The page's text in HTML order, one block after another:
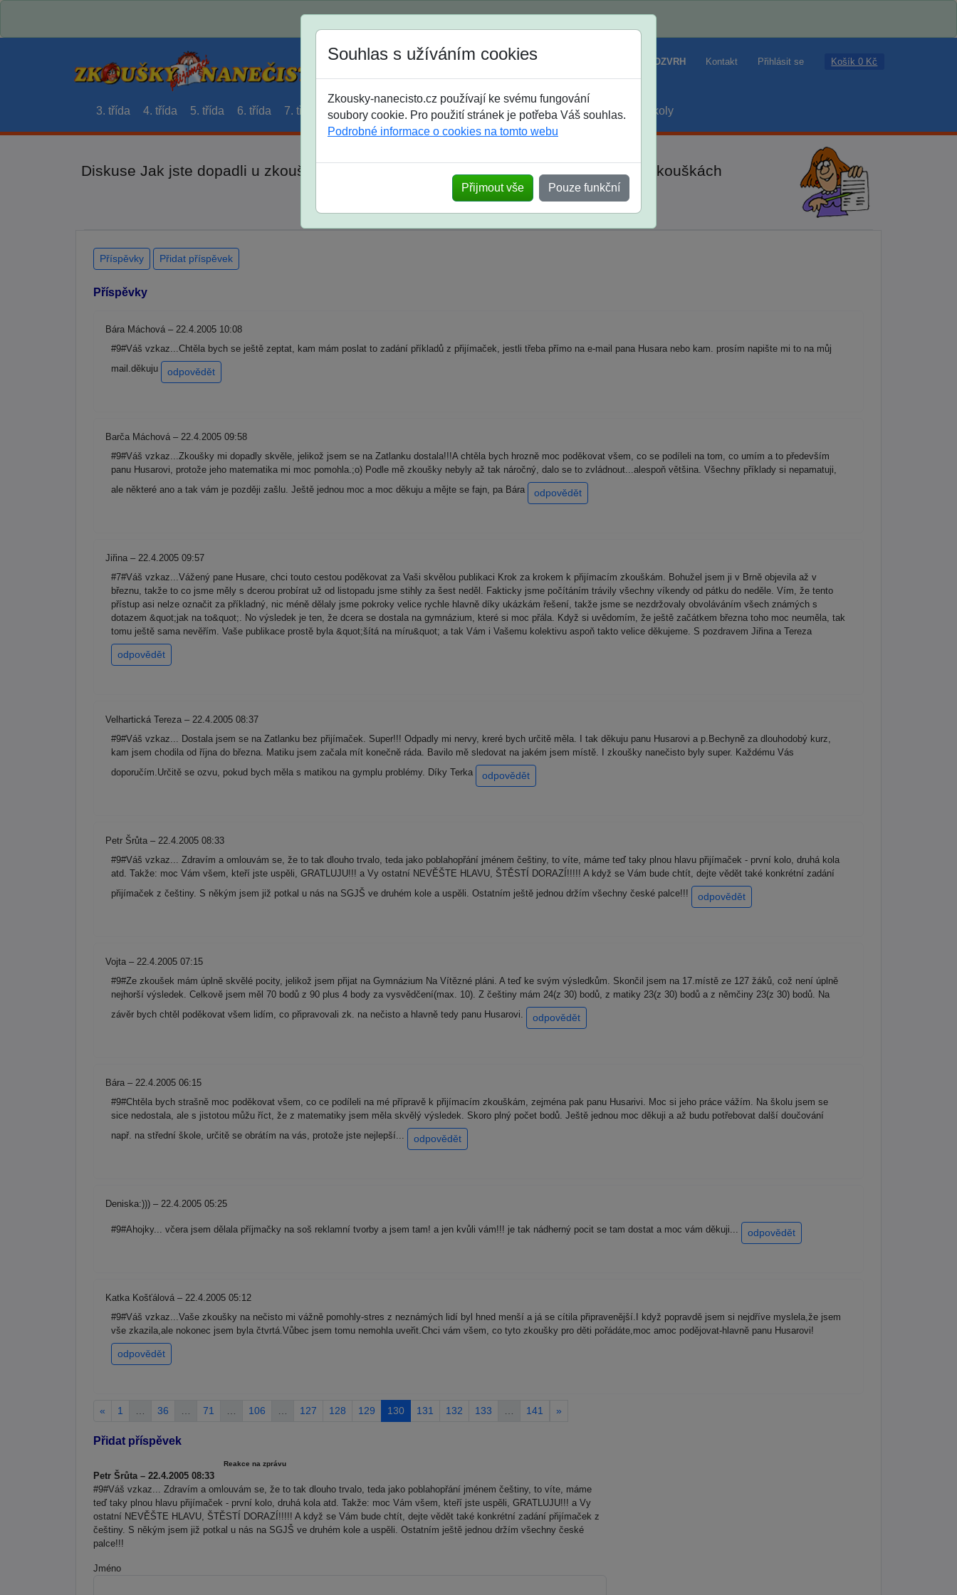
Jak si vybrat ROZVRH Kontakt Přihlásit se Košík 0 Kč
3. třída 4. třída 5. třída 6. třída 7. třída 8. třída 9. třída střední maturanti soutěže prázdniny školy
Diskuse Jak jste dopadli u zkoušek na SŠ? Vaše ohlasy po skutečných přijímacích zkouškách
Souhlas s užíváním cookies
Zkousky-nanecisto.cz používají ke svému fungování
soubory cookie. Pro použití stránek je potřeba Váš souhlas.
Podrobné informace o cookies na tomto webu
Přijmout vše Pouze funkční
Příspěvky Přidat příspěvek
Příspěvky
Bára Máchová – 22.4.2005 10:08
#9#Váš vzkaz...Chtěla bych se ještě zeptat, kam mám poslat to zadání příkladů z přijímaček, jestli třeba přímo na e-mail pana Husara nebo kam. prosím napište mi to na můj
mail.děkuju
odpovědět
Barča Máchová – 22.4.2005 09:58
#9#Váš vzkaz...Zkoušky mi dopadly skvěle, jelikož jsem se na Zatlanku dostala!!!A chtěla bych hrozně moc poděkovat všem, co se podíleli na tom, co umím a to především
panu Husarovi, protože jeho matematika mi moc pomohla.;o) Podle mě zkoušky nebyly až tak náročný, dalo se to zvládnout...alespoň většina. Všechny příklady si nepamatuji,
ale některé ano a tak vám je později zašlu. Ještě jednou moc a moc děkuju a mějte se fajn, pa Bára
odpovědět
Jiřina – 22.4.2005 09:57
#7#Váš vzkaz...Vážený pane Husare, chci touto cestou poděkovat za Vaši skvělou publikaci Krok za krokem k přijímacím zkouškám. Bohužel jsem ji v Brně objevila až v
březnu, takže to co jsme měly s dcerou probírat už od listopadu jsme stihly za šest neděl. Fakticky jsme počítáním trávily všechny víkendy od pátku do neděle. Vím, že tento
přístup asi nelze označit za příkladný, nic méně dělaly jsme pokroky velice rychle hlavně díky ukázkám řešení, takže jsme se nezdržovaly obvoláváním všech známých s
dotazem &quot;jak na to&quot;. No výsledek je ten, že dcera se dostala na gymnázium, které si moc přála. Když si uvědomím, že ještě začátkem března toho moc neuměla, tak
tomu ještě sama nevěřím. Vaše publikace prostě byla &quot;šítá na míru&quot; a tak Vám i Vašemu kolektivu aspoň takto velice děkujeme. S pozdravem Jiřina a Tereza
odpovědět
Velhartická Tereza – 22.4.2005 08:37
#9#Váš vzkaz... Dostala jsem se na Zatlanku bez přijímaček. Super!!! Odpadly mi nervy, kreré bych určitě měla. I tak děkuju panu Husarovi a p.Bechyně za dlouhodobý kurz,
kam jsem chodila od října do března. Matiku jsem začala mít konečně ráda. Bavilo mě sledovat na jakém jsem místě. I zkoušky nanečisto byly super. Každému Vás
doporučím.Určitě se ozvu, pokud bych měla s matikou na gymplu problémy. Díky Terka
odpovědět
Petr Šrůta – 22.4.2005 08:33
#9#Váš vzkaz... Zdravím a omlouvám se, že to tak dlouho trvalo, teda jako poblahopřání jménem češtiny, to víte, máme teď taky plnou hlavu přijímaček - první kolo, druhá kola
atd. Takže: moc Vám všem, kteří jste uspěli, GRATLUJU!!! a Vy ostatní NEVĚŠTE HLAVU, ŠTĚSTÍ DORAZÍ!!!!! A když se Vám bude chtít, dejte vědět také konkrétní zadání
přijímaček z češtiny. S někým jsem již potkal u nás na SGJŠ ve druhém kole a uspěli. Ostatním ještě jednou držím všechny české palce!!!
odpovědět
Vojta – 22.4.2005 07:15
#9#Ze zkoušek mám úplně skvělé pocity, jelikož jsem přijat na Gymnázium Na Vítězné pláni. A teď ke svým výsledkům. Skončil jsem na 17.místě ze 127 žáků, což není úplně
nejhorší výsledek. Celkově jsem měl 70 bodů z 90 plus 4 body za vysvědčení(max. 10). Z češtiny mám 24(z 30) bodů, z matiky 23(z 30) bodů a z němčiny 23(z 30) bodů. Na
závěr bych chtěl poděkovat všem lidím, co připravovali zk. na nečisto a hlavně tedy panu Husarovi.
odpovědět
Bára – 22.4.2005 06:15
#9#Chtěla bych strašně moc poděkovat všem, co ce podíleli na mé přípravě k přijímacím zkouškám, zejména pak panu Husarivi. Moc si jeho práce vážím. Na školu jsem se
sice nedostala, ale s jistotou můžu říct, že z matematiky jsem měla skvělý výsledek. Skoro plný počet bodů. Ještě jednou moc děkuji a až budu potřebovat další doučování
např. na střední škole, určitě se obrátím na vás, protože jste nejlepší...
odpovědět
Deniska:))) – 22.4.2005 05:25
#9#Ahojky... včera jsem dělala příjmačky na soš reklamní tvorby a jsem tam! a jen kvůli vám!!! je tak nádherný pocit se tam dostat a moc vám děkuji... odpovědět
Katka Košťálová – 22.4.2005 05:12
#9#Váš vzkaz...Vaše zkoušky na nečisto mi vážně pomohly-stres z neznámých lidí byl hned menší a já se cítila připravenější.I když popravdě jsem si nejdříve myslela,že jsem
vše zkazila,ale nokonec jsem byla čtvrtá.Vůbec jsem tomu nemohla uveřit.Chci vám všem, co tyto zkoušky pro děti pořádáte,moc amoc podějovat-hlavně panu Husarovi!
odpovědět
« 1 36 71 106 127 128 129 130 131 132 133 141 »
Přidat příspěvek
Reakce na zprávu
Petr Šrůta – 22.4.2005 08:33
#9#Váš vzkaz... Zdravím a omlouvám se, že to tak dlouho trvalo, teda jako poblahopřání jménem češtiny, to víte, máme
teď taky plnou hlavu přijímaček - první kolo, druhá kola atd. Takže: moc Vám všem, kteří jste uspěli, GRATLUJU!!! a Vy
ostatní NEVĚŠTE HLAVU, ŠTĚSTÍ DORAZÍ!!!!! A když se Vám bude chtít, dejte vědět také konkrétní zadání přijímaček z
češtiny. S někým jsem již potkal u nás na SGJŠ ve druhém kole a uspěli. Ostatním ještě jednou držím všechny české
palce!!!
Jméno